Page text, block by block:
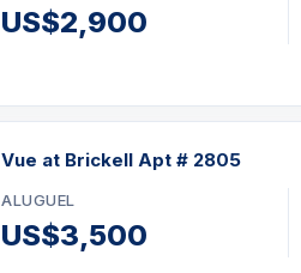
US$2,900
Vue at Brickell Apt # 2805
ALUGUEL
US$3,500